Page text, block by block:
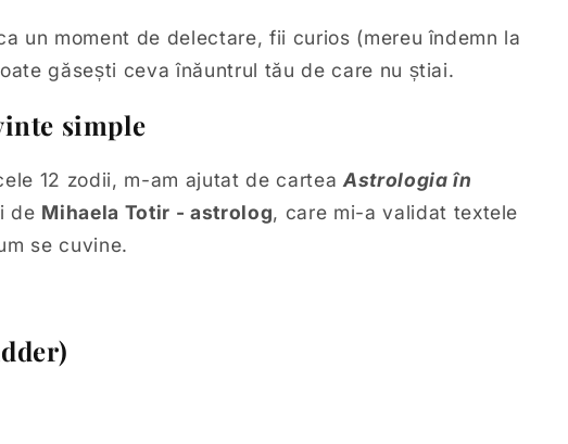
un moment de delectare, fii curios (mereu îndemn la
găsești ceva înăuntrul tău de care nu știai.
simple
12 zodii, m-am ajutat de cartea Astrologia în
de Mihaela Totir - astrolog, care mi-a validat textele
se cuvine.